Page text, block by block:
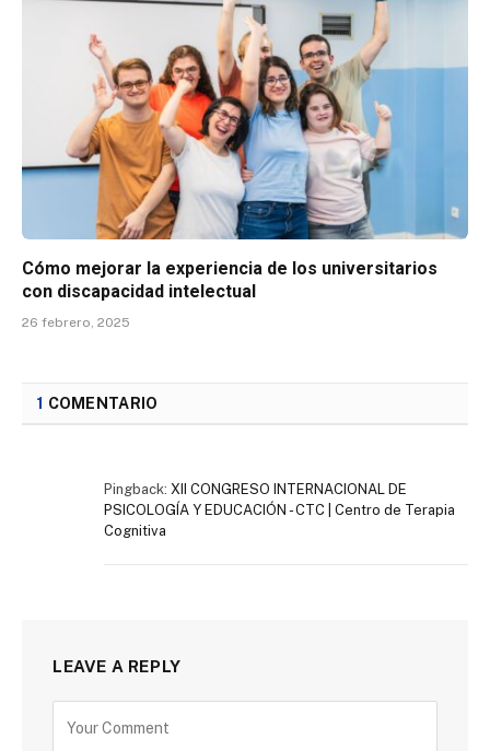
Cómo mejorar la experiencia de los universitarios
con discapacidad intelectual
26 febrero, 2025
1 COMENTARIO
Pingback: XII CONGRESO INTERNACIONAL DE
PSICOLOGÍA Y EDUCACIÓN - CTC | Centro de Terapia
Cognitiva
LEAVE A REPLY